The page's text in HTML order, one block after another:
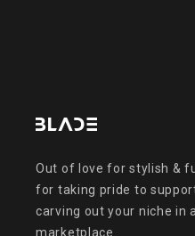
Out of love for stylish &
for taking pride to
carving out your niche in
marketplace.